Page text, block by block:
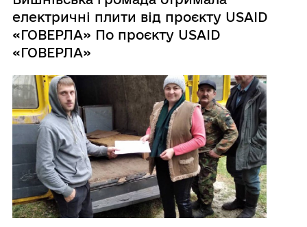
електричні плити від проєкту USAID
«ГОВЕРЛА» По проєкту USAID
«ГОВЕРЛА»